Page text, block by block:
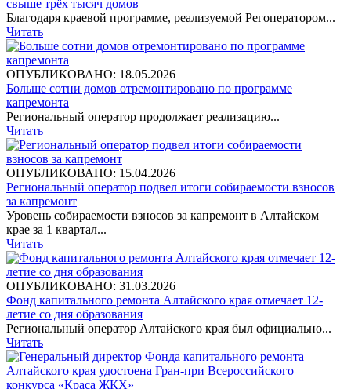
свыше трёх тысяч домов
Благодаря краевой программе, реализуемой Регоператором...
Читать
ОПУБЛИКОВАНО: 18.05.2026
Больше сотни домов отремонтировано по программе
капремонта
Региональный оператор продолжает реализацию...
Читать
ОПУБЛИКОВАНО: 15.04.2026
Региональный оператор подвел итоги собираемости взносов
за капремонт
Уровень собираемости взносов за капремонт в Алтайском
крае за 1 квартал...
Читать
ОПУБЛИКОВАНО: 31.03.2026
Фонд капитального ремонта Алтайского края отмечает 12-
летие со дня образования
Региональный оператор Алтайского края был официально...
Читать